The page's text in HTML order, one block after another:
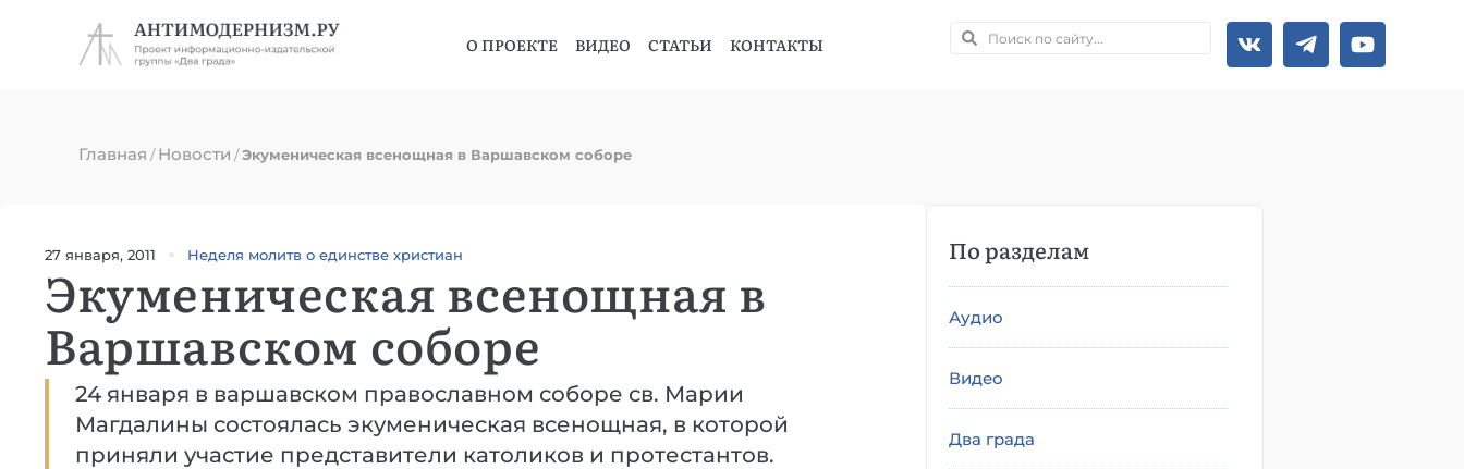
О ПРОЕКТЕ ВИДЕО СТАТЬИ КОНТАКТЫ
Главная /Новости /Экуменическая всенощная в Варшавском соборе
27 января, 2011 Неделя молитв о единстве христиан
Экуменическая всенощная в
Варшавском соборе
24 января в варшавском православном соборе св. Марии
Магдалины состоялась экуменическая всенощная, в которой
приняли участие представители католиков и протестантов.
По разделам
Аудио
Видео
Два града